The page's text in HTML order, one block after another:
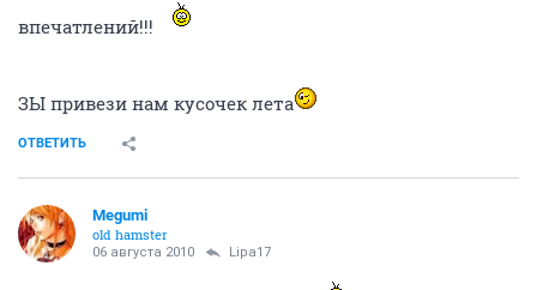
впечатлений!!!
ЗЫ привези нам кусочек лета
ОТВЕТИТЬ
Megumi
old hamster
06 августа 2010 Lipa17